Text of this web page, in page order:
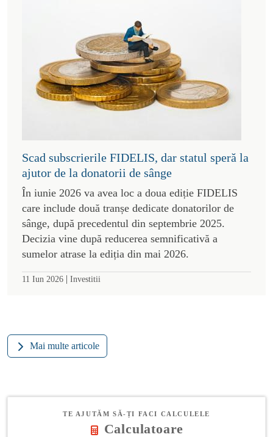
Scad subscrierile FIDELIS, dar statul speră la
ajutor de la donatorii de sânge
În iunie 2026 va avea loc a doua ediție FIDELIS
care include două tranșe dedicate donatorilor de
sânge, după precedentul din septembrie 2025.
Decizia vine după reducerea semnificativă a
sumelor atrase la ediția din mai 2026.
11 Iun 2026 | Investitii
Mai multe articole
TE AJUTĂM SĂ-ȚI FACI CALCULELE
Calculatoare